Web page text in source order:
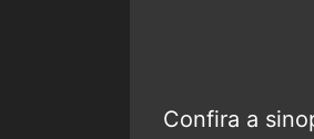
Confira a